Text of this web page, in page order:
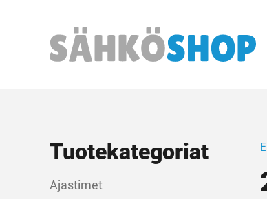
Päävalikko
Tuotekategoriat
Ajastimet